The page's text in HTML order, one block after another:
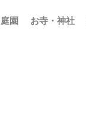
庭園 お寺・神社